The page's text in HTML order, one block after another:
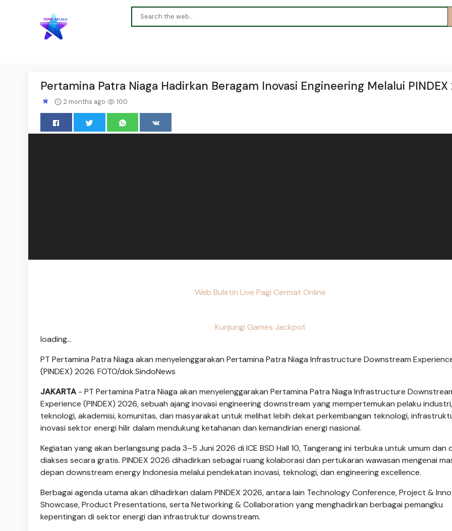
Pertamina Patra Niaga Hadirkan Beragam Inovasi Engineering Melalui
2 months ago 100
Web Buletin Live Pagi Cermat Online
Kunjungi Games Jackpot
loading...
PT Pertamina Patra Niaga akan menyelenggarakan Pertamina Patra Niaga Infrastructure Downstream
(PINDEX) 2026. FOTO/dok.SindoNews
JAKARTA - PT Pertamina Patra Niaga akan menyelenggarakan Pertamina Patra Niaga Infrastructure
Experience (PINDEX) 2026, sebuah ajang inovasi engineering downstream yang mempertemukan pelaku
teknologi, akademisi, komunitas, dan masyarakat untuk melihat lebih dekat perkembangan teknologi,
inovasi sektor energi hilir dalam mendukung ketahanan dan kemandirian energi nasional.
Kegiatan yang akan berlangsung pada 3–5 Juni 2026 di ICE BSD Hall 10, Tangerang ini terbuka untuk umum dan
diakses secara gratis. PINDEX 2026 dihadirkan sebagai ruang kolaborasi dan pertukaran wawasan mengenai
depan downstream energy Indonesia melalui pendekatan inovasi, teknologi, dan engineering excellence.
Berbagai agenda utama akan dihadirkan dalam PINDEX 2026, antara lain Technology Conference, Project &
Showcase, Product Presentations, serta Networking & Collaboration yang menghadirkan berbagai pemangku
kepentingan di sektor energi dan infrastruktur downstream.